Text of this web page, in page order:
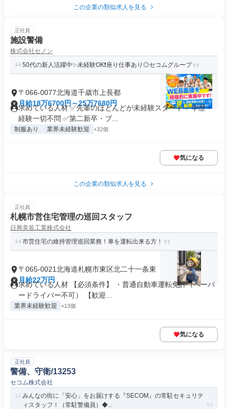
この企業の類似求人を見る
正社員
施設警備
株式会社セノン
50代の新人活躍中✨未経験OK❗座り仕事あり◎セコムグループ
〒066-0077北海道千歳市上長都
月給18万6700円～25万7680円
求めている人材 ✅先輩のほとんどが未経験スタート ✅学歴・
経験一切不問 ✅第二新卒・ブ...
制服あり 業界未経験歓迎 +32個
気になる
この企業の類似求人を見る
正社員
札幌市営住宅管理の巡回スタッフ
日興美装工業株式会社
市営住宅の維持管理巡回業務！車を運転出来る方！
〒065-0021北海道札幌市東区北二十一条東
月給22万円
求めている人材 【必須条件】 ・普通自動車運転免許（ペーパ
ードライバー不可） 【歓迎...
業界未経験歓迎 +13個
気になる
正社員
警備、守衛/13253
セコム株式会社
みんなの街に「安心」をお届けする『SECOM』の常駐セキュリテ
ィスタッフ！（常駐警備員）◆...